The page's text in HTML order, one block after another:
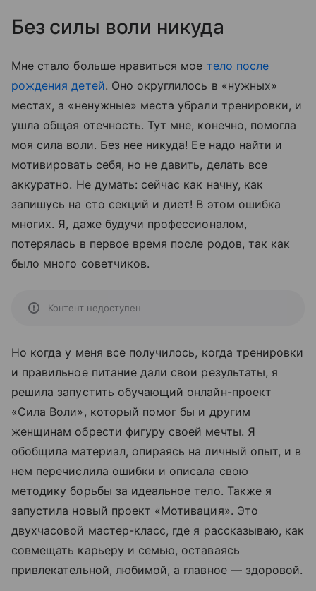
Без силы воли никуда
Мне стало больше нравиться мое тело после
рождения детей. Оно округлилось в «нужных»
местах, а «ненужные» места убрали тренировки, и
ушла общая отечность. Тут мне, конечно, помогла
моя сила воли. Без нее никуда! Ее надо найти и
мотивировать себя, но не давить, делать все
аккуратно. Не думать: сейчас как начну, как
запишусь на сто секций и диет! В этом ошибка
многих. Я, даже будучи профессионалом,
потерялась в первое время после родов, так как
было много советчиков.
Контент недоступен
Но когда у меня все получилось, когда тренировки
и правильное питание дали свои результаты, я
решила запустить обучающий онлайн-проект
«Сила Воли», который помог бы и другим
женщинам обрести фигуру своей мечты. Я
обобщила материал, опираясь на личный опыт, и в
нем перечислила ошибки и описала свою
методику борьбы за идеальное тело. Также я
запустила новый проект «Мотивация». Это
двухчасовой мастер-класс, где я рассказываю, как
совмещать карьеру и семью, оставаясь
привлекательной, любимой, а главное — здоровой.